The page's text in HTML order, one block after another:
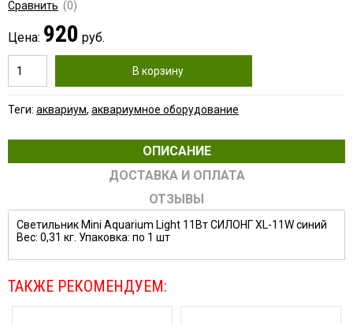
Сравнить (0)
Цена: 920 руб.
В корзину
Теги: аквариум, аквариумное оборудование
ОПИСАНИЕ
ДОСТАВКА И ОПЛАТА
ОТЗЫВЫ
Светильник Mini Aquarium Light 11Вт СИЛОНГ XL-11W синий
Вес: 0,31 кг. Упаковка: по 1 шт
ТАКЖЕ РЕКОМЕНДУЕМ: